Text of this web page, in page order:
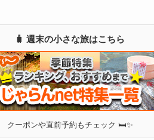
🧳 週末の小さな旅はこちら
クーポンや直前予約もチェック 🛏✨